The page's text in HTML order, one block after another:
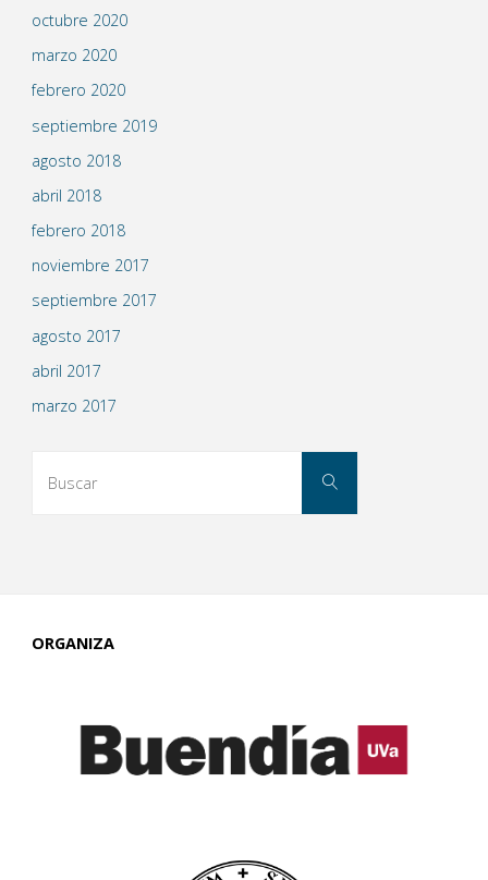
octubre 2020
marzo 2020
febrero 2020
septiembre 2019
agosto 2018
abril 2018
febrero 2018
noviembre 2017
septiembre 2017
agosto 2017
abril 2017
marzo 2017
Buscar
ORGANIZA